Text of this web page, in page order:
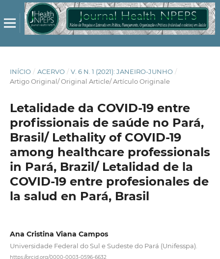
INÍCIO / ACERVO / V. 6 N. 1 (2021): JANEIRO-JUNHO /
Artigo Original/ Original Article/ Artículo Originale
Letalidade da COVID-19 entre
profissionais de saúde no Pará,
Brasil/ Lethality of COVID-19
among healthcare professionals
in Pará, Brazil/ Letalidad de la
COVID-19 entre profesionales de
la salud en Pará, Brasil
Ana Cristina Viana Campos
Universidade Federal do Sul e Sudeste do Pará (Unifesspa).
https://orcid.org/0000-0003-0596-6632